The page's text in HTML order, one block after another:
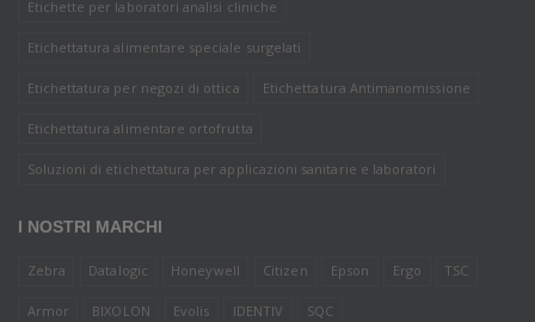
Etichette per laboratori analisi cliniche
Etichettatura alimentare speciale surgelati
Etichettatura per negozi di ottica Etichettatura Antimanomissione
Etichettatura alimentare ortofrutta
Soluzioni di etichettatura per applicazioni sanitarie e laboratori
I NOSTRI MARCHI
Zebra Datalogic Honeywell Citizen Epson Ergo TSC
Armor BIXOLON Evolis IDENTIV SQC